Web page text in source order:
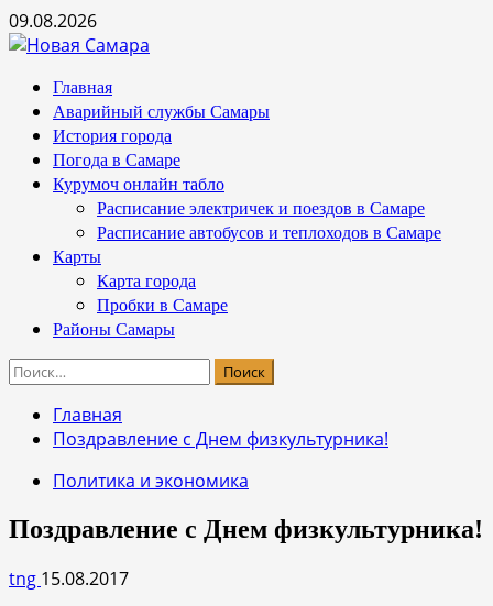
Перейти
к
09.08.2026
Основное
меню
Главная
Аварийный службы Самары
История города
Погода в Самаре
Курумоч онлайн табло
Расписание электричек и поездов в Самаре
Расписание автобусов и теплоходов в Самаре
Карты
Карта города
Пробки в Самаре
Районы Самары
Найти:
Главная
Поздравление с Днем физкультурника!
Политика и экономика
Поздравление с Днем физкультурника!
tng 15.08.2017